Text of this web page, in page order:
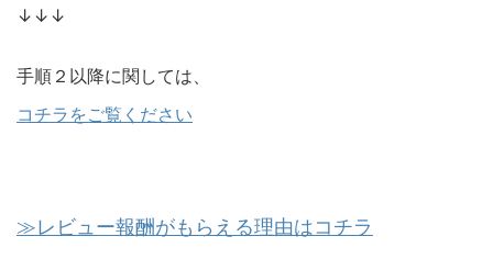
↓↓↓
手順２以降に関しては、
コチラをご覧ください
≫レビュー報酬がもらえる理由はコチラ